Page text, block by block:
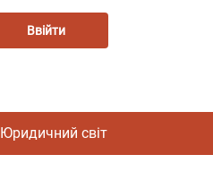
Ввійти
Юридичний світ